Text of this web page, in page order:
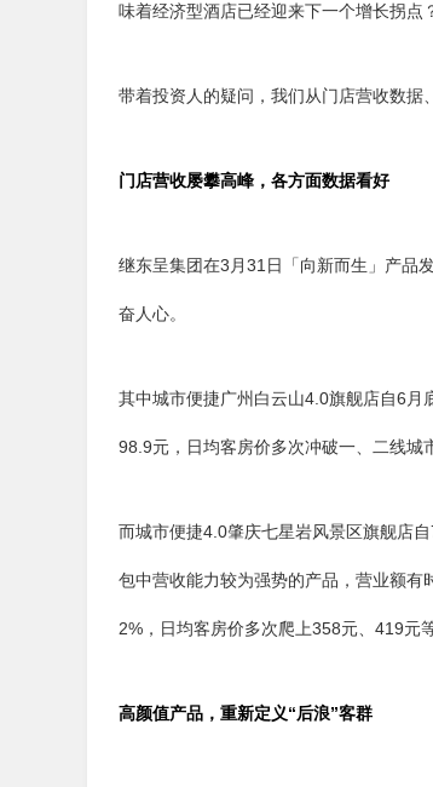
味着经济型酒店已经迎来下一个增长拐点
带着投资人的疑问，我们从门店营收数据
门店营收屡攀高峰，各方面数据看好
继东呈集团在3月31日「向新而生」产品
奋人心。
其中城市便捷广州白云山4.0旗舰店自6
98.9元，日均客房价多次冲破一、二线城
而城市便捷4.0肇庆七星岩风景区旗舰店
包中营收能力较为强势的产品，营业额
2%，日均客房价多次爬上358元、419元
高颜值产品，重新定义“后浪”客群